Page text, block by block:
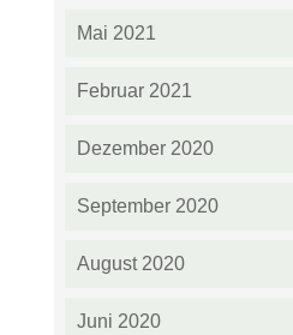
Mai 2021
Februar 2021
Dezember 2020
September 2020
August 2020
Juni 2020